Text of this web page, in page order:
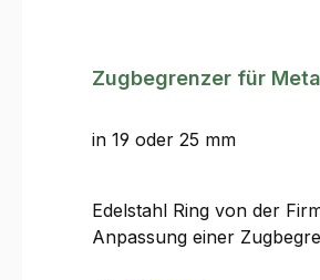
Zugbegrenzer für
in 19 oder 25 mm
Edelstahl Ring von der
Anpassung einer